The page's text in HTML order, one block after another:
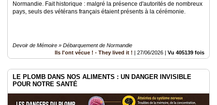
Normandie. Fait historique : malgré la présence d'autorités de nombreux
pays, seuls des vétérans français étaient présents à la cérémonie.
Devoir de Mémoire » Débarquement de Normandie
Ils l'ont vécue ! - They lived it ! | 27/06/2026 | Vu 405139 fois
LE PLOMB DANS NOS ALIMENTS : UN DANGER INVISIBLE
POUR NOTRE SANTÉ